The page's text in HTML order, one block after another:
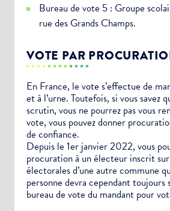
Bureau de vote 5 : Groupe
rue des Grands Champs.
VOTE PAR
En France, le vote s’effectue de
et à l’urne. Toutefois, si vous savez
scrutin, vous ne pourrez pas vous
vote, vous pouvez donner
de confiance.
Depuis le 1er janvier 2022, vous
procuration à un électeur inscrit
électorales d’une autre commune
personne devra cependant toujours
bureau de vote du mandant pour